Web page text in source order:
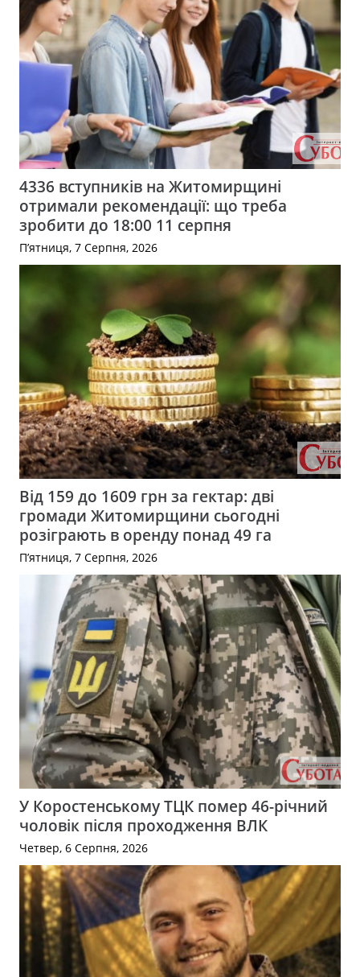
4336 вступників на Житомирщині
отримали рекомендації: що треба
зробити до 18:00 11 серпня
П’ятниця, 7 Серпня, 2026
Від 159 до 1609 грн за гектар: дві
громади Житомирщини сьогодні
розіграють в оренду понад 49 га
П’ятниця, 7 Серпня, 2026
У Коростенському ТЦК помер 46-річний
чоловік після проходження ВЛК
Четвер, 6 Серпня, 2026